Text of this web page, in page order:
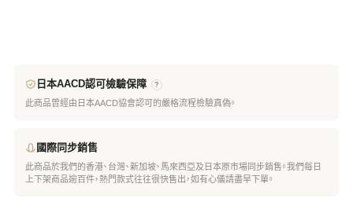
日本AACD認可檢驗保障 ?
此商品曾經由日本AACD協會認可的嚴格流程檢驗真偽。
國際同步銷售
此商品於我們的香港、台灣、新加坡、馬來西亞及日本原市場同步銷售。我們每日
上下架商品逾百件，熱門款式往往很快售出，如有心儀請盡早下單。